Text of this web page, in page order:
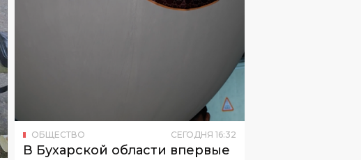
ОБЩЕСТВО СЕГОДНЯ 16:32
В Бухарской области впервые